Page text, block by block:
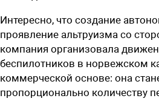
Интересно, что создание
проявление альтруизма со
компания организовала
беспилотников в норвежском
коммерческой основе: она
пропорционально количеству